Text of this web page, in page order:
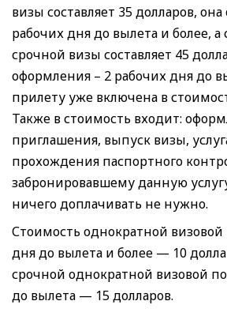
визы составляет 35 долларов,
рабочих дня до вылета и более, а
срочной визы составляет 45
оформления – 2 рабочих дня до
прилету уже включена в
Также в стоимость входит:
приглашения, выпуск визы,
прохождения паспортного
забронировавшему данную
ничего доплачивать не нужно.
Стоимость однократной
дня до вылета и более — 10
срочной однократной визовой
до вылета — 15 долларов.